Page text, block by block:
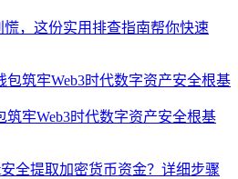
慌，这份实用排查指南帮你快速
筑牢Web3时代数字资产安全根基